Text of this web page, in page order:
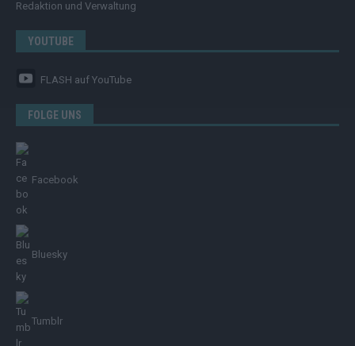
Redaktion und Verwaltung
YOUTUBE
FLASH auf YouTube
FOLGE UNS
Facebook
Bluesky
Tumblr